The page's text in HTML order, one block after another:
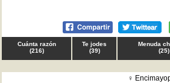
Cuánta razón
(216)
Te jodes
(39)
Menuda
(25)
♀